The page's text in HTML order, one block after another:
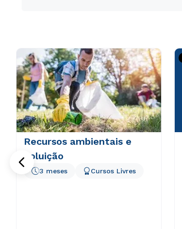
Recursos ambientais e
poluição
3 meses Cursos Livres